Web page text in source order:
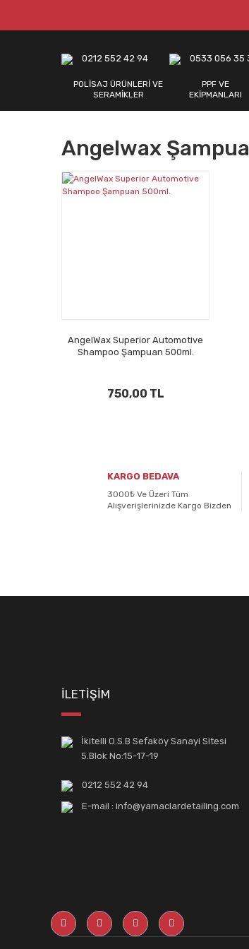
0212 552 42 94 0533 056 35
POLİSAJ ÜRÜNLERİ VE
SERAMİKLER
PPF VE
EKİPMANLARI
Angelwax
AngelWax Superior Automotive
Shampoo Şampuan 500ml.
750,00 TL
KARGO BEDAVA
3000₺ Ve Üzeri Tüm
Alışverişlerinizde Kargo Bizden
İLETİŞİM
İkitelli O.S.B Sefaköy Sanayi Sitesi
5.Blok No:15-17-19
0212 552 42 94
E-mail : info@yamaclardetailing.com